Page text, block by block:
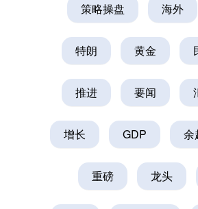
策略操盘 海外
特朗 黄金
推进 要闻
增长 GDP 余
重磅 龙头
上证指数